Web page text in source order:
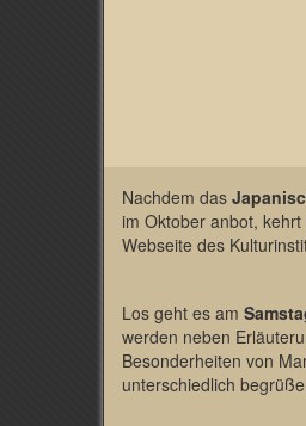
Nachdem das
im Oktober anbot,
Webseite des
Los geht es am
werden neben
Besonderheiten von
unterschiedlich